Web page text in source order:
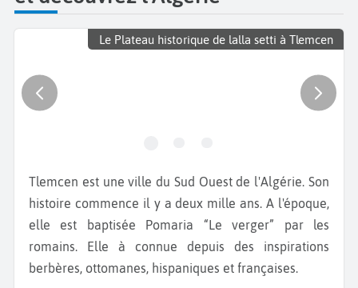
Le Plateau historique de lalla setti à Tlemcen
Tlemcen est une ville du Sud Ouest de l'Algérie. Son
histoire commence il y a deux mille ans. A l'époque,
elle est baptisée Pomaria “Le verger” par les
romains. Elle à connue depuis des inspirations
berbères, ottomanes, hispaniques et françaises.